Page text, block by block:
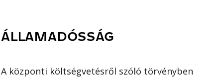
ÁLLAMADÓSSÁG
A központi költségvetésről szóló törvényben